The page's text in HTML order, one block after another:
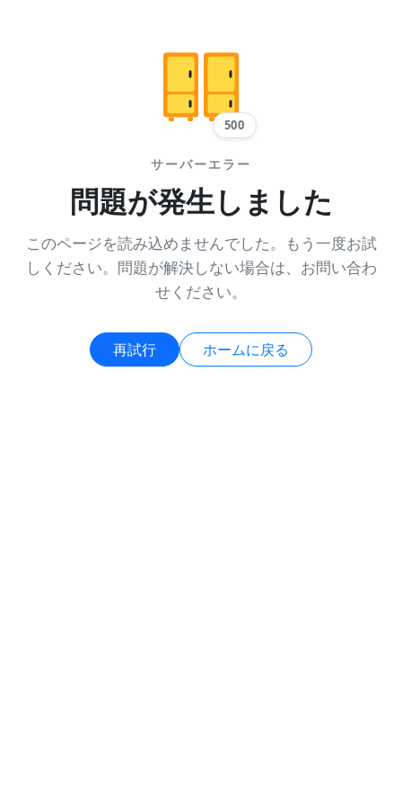
500
サーバーエラー
問題が発生しました
このページを読み込めませんでした。もう一度お試
しください。問題が解決しない場合は、お問い合わ
せください。
再試行 ホームに戻る